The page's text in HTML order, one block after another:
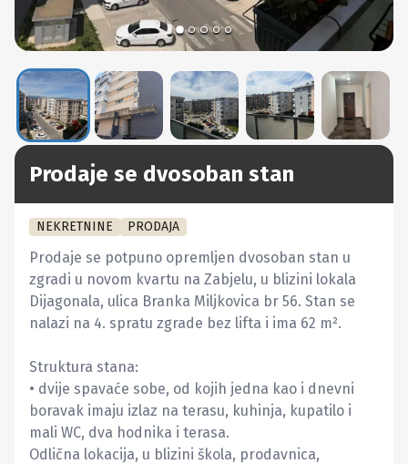
Prodaje se dvosoban stan
NEKRETNINE PRODAJA
Prodaje se potpuno opremljen dvosoban stan u
zgradi u novom kvartu na Zabjelu, u blizini lokala
Dijagonala, ulica Branka Miljkovica br 56. Stan se
nalazi na 4. spratu zgrade bez lifta i ima 62 m².
Struktura stana:
• dvije spavaće sobe, od kojih jedna kao i dnevni
boravak imaju izlaz na terasu, kuhinja, kupatilo i
mali WC, dva hodnika i terasa.
Odlična lokacija, u blizini škola, prodavnica,